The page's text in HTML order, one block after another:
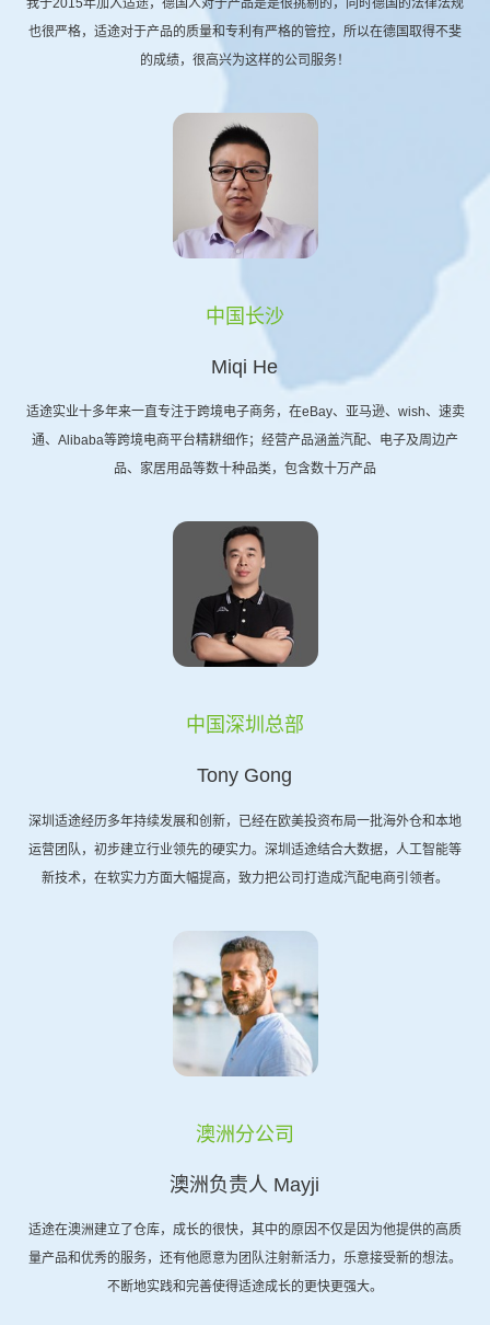
我于2015年加入适途，德国人对于产品是是很挑剔的，同时德国的法律法规
也很严格，适途对于产品的质量和专利有严格的管控，所以在德国取得不斐
的成绩，很高兴为这样的公司服务！
中国长沙
Miqi He
适途实业十多年来一直专注于跨境电子商务，在eBay、亚马逊、wish、速卖
通、Alibaba等跨境电商平台精耕细作；经营产品涵盖汽配、电子及周边产
品、家居用品等数十种品类，包含数十万产品
中国深圳总部
Tony Gong
深圳适途经历多年持续发展和创新，已经在欧美投资布局一批海外仓和本地
运营团队，初步建立行业领先的硬实力。深圳适途结合大数据，人工智能等
新技术，在软实力方面大幅提高，致力把公司打造成汽配电商引领者。
澳洲分公司
澳洲负责人 Mayji
适途在澳洲建立了仓库，成长的很快，其中的原因不仅是因为他提供的高质
量产品和优秀的服务，还有他愿意为团队注射新活力，乐意接受新的想法。
不断地实践和完善使得适途成长的更快更强大。